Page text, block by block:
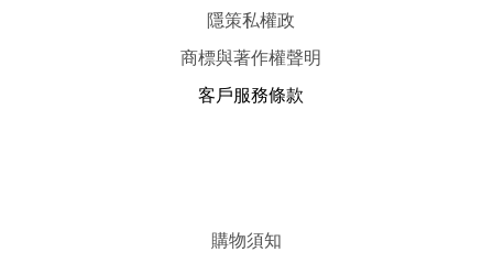
隱策私權政
商標與著作權聲明
客戶服務條款
購物須知